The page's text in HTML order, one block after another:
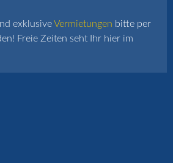
exklusiveVermietungen bitte per
Freie Zeiten seht Ihr hier im